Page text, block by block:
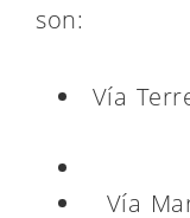
son:
Vía
Vía